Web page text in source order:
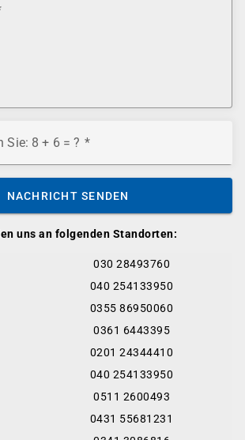
uns an folgenden Standorten:
030 28493760
040 254133950
0355 86950060
0361 6443395
0201 24344410
040 254133950
0511 2600493
0431 55681231
Sie: 8 + 6 = ?
NACHRICHT SENDEN